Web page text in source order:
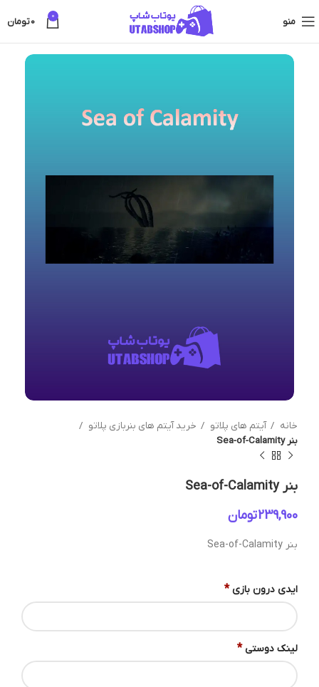
منو 0
0تومان
خانه آیتم های پلاتو
خرید آیتم های بنربازی پلاتو
بنر Sea-of-Calamity
بنر Sea-of-Calamity
تومان
بنر Sea-of-Calamity
ایدی درون بازی *
لینک دوستی *